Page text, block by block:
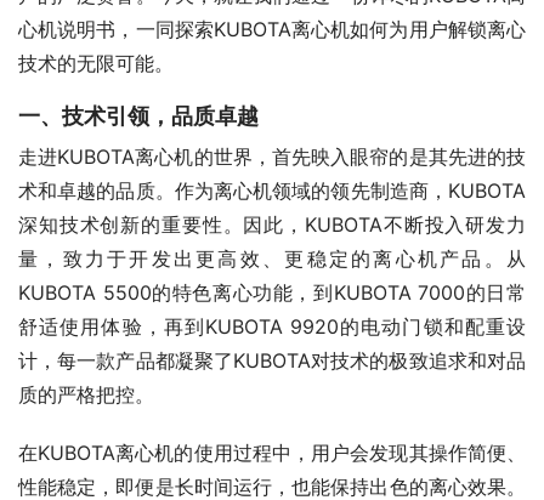
心机说明书，一同探索KUBOTA离心机如何为用户解锁离心
技术的无限可能。
一、技术引领，品质卓越
走进KUBOTA离心机的世界，首先映入眼帘的是其先进的技
术和卓越的品质。作为离心机领域的领先制造商，KUBOTA
深知技术创新的重要性。因此，KUBOTA不断投入研发力
量，致力于开发出更高效、更稳定的离心机产品。从
KUBOTA 5500的特色离心功能，到KUBOTA 7000的日常
舒适使用体验，再到KUBOTA 9920的电动门锁和配重设
计，每一款产品都凝聚了KUBOTA对技术的极致追求和对品
质的严格把控。
在KUBOTA离心机的使用过程中，用户会发现其操作简便、
性能稳定，即便是长时间运行，也能保持出色的离心效果。